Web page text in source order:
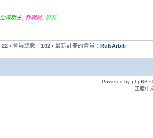
全域版主, 教職員 校友
22 • 會員總數： 102 • 最新註冊的會員： RubArbili
Powered by phpBB
正體中